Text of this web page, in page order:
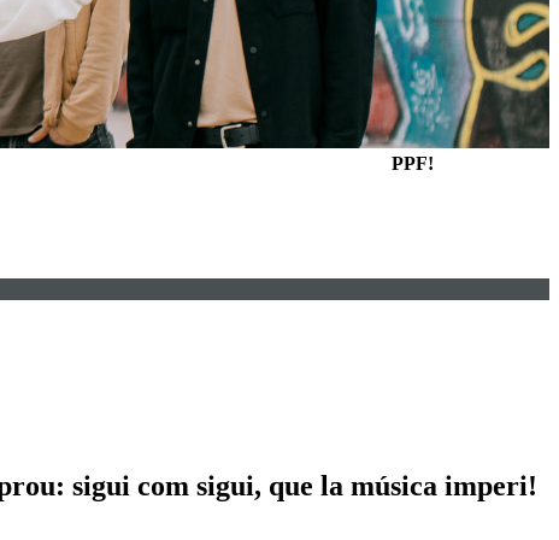
PPF!
sigui com sigui, que la música imperi!